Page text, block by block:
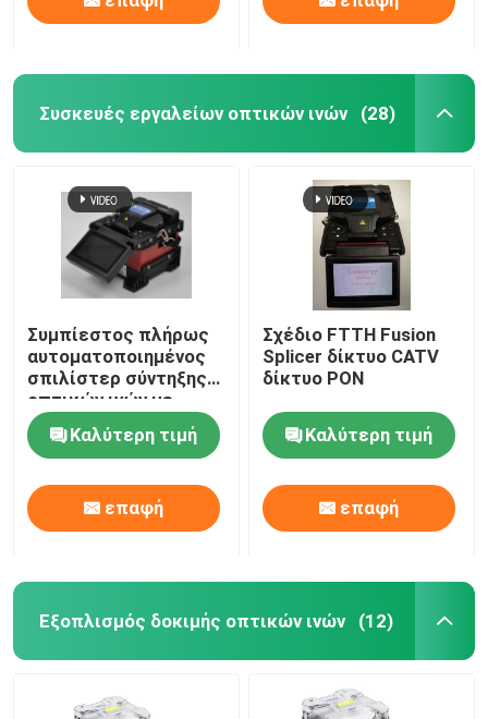
Συσκευές εργαλείων οπτικών ινών (28)
Συμπίεστος πλήρως
αυτοματοποιημένος
σπιλίστερ σύντηξης
οπτικών ινών με
έγχρωμη οθόνη LCD
Καλύτερη τιμή
επαφή
Σχέδιο FTTH Fusion
Splicer δίκτυο CATV
δίκτυο PON
Καλύτερη τιμή
επαφή
Εξοπλισμός δοκιμής οπτικών ινών (12)